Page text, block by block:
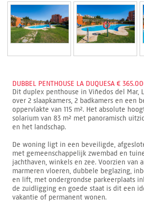
DUBBEL PENTHOUSE LA DUQUESA €
Dit duplex penthouse in Viñedos del Mar,
over 2 slaapkamers, 2 badkamers en een
oppervlakte van 115 m². Het absolute
solarium van 83 m² met panoramisch
en het landschap.
De woning ligt in een beveiligde,
met gemeenschappelijk zwembad en
jachthaven, winkels en zee. Voorzien van
marmeren vloeren, dubbele beglazing,
en lift, met ondergrondse parkeerplaats
de zuidligging en goede staat is dit een
vakantie of permanent wonen.